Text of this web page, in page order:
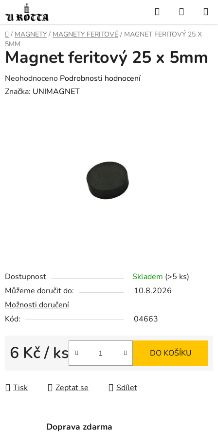
na
obsah
Hledat
KOŠÍK
DOMŮ
/ MAGNETY / MAGNETY FERITOVÉ / MAGNET FERITOVÝ 25 X
5MM
Dostupnost Skladem (>5 ks)
Můžeme doručit do:
10.8.2026
Možnosti doručení
Kód:
04663
6 Kč/ ks DO KOŠÍKU
Tisk Zeptat se Sdílet
Magnet feritový 25 x 5mm
Průměrné
hodnocení
Neohodnoceno Podrobnosti hodnocení
Značka: UNIMAGNET
Doprava zdarma